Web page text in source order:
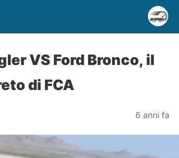
VS Ford Bronco, il
di FCA
6 anni fa